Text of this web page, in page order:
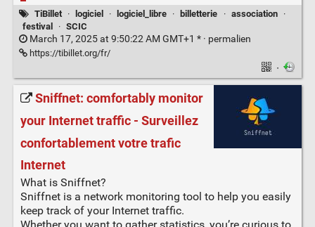
TiBillet · logiciel · logiciel_libre · billetterie · association
·
festival
· SCIC
March 17, 2025 at 9:50:22 AM GMT+1 * · permalien
https://tibillet.org/fr/
·
Sniffnet: comfortably monitor
your Internet traffic - Surveillez
confortablement votre trafic
Internet
What is Sniffnet?
Sniffnet is a network monitoring tool to help you easily
keep track of your Internet traffic.